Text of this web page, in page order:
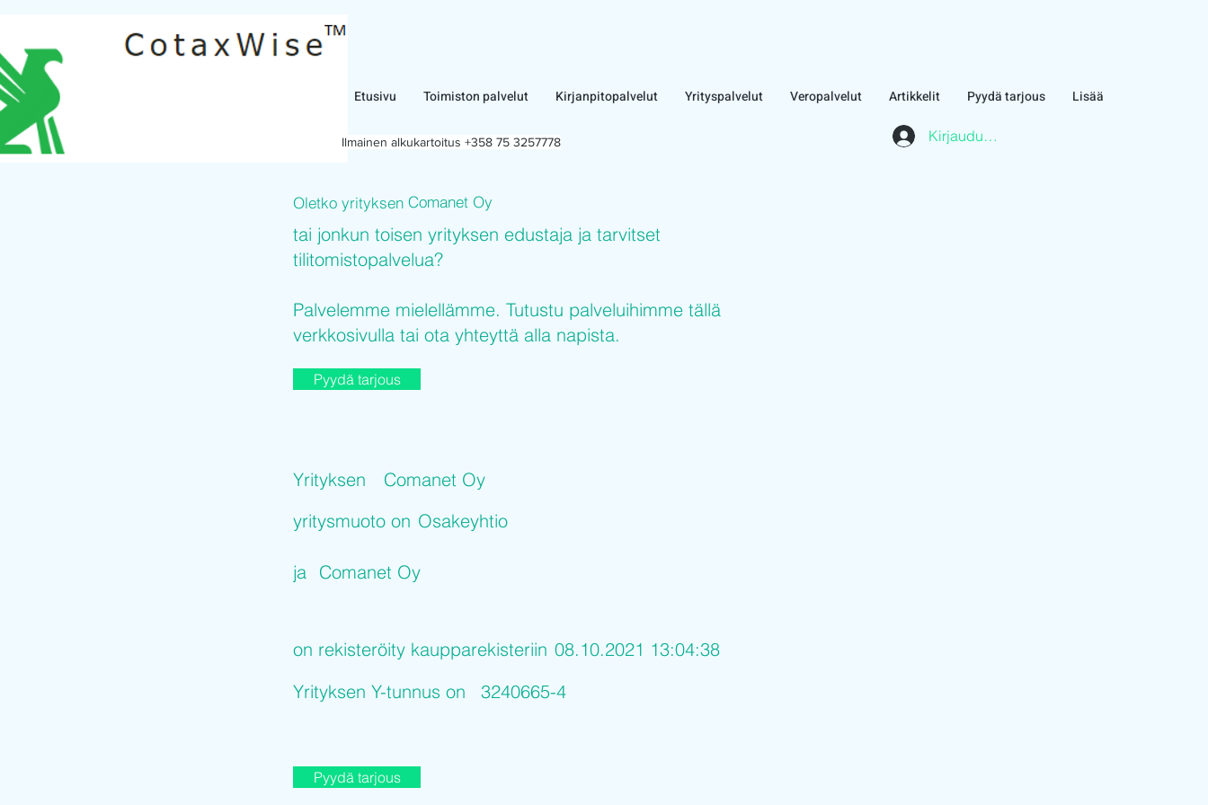
Etusivu Toimiston palvelut Kirjanpitopalvelut Yrityspalvelut Veropalvelut Artikkelit Pyydä tarjous Lisää
Kirjaudu asiakasalueelle
Ilmainen alkukartoitus +358 75 3257778
Comanet Oy
Oletko yrityksen
tai jonkun toisen yrityksen edustaja ja tarvitset
tilitomistopalvelua?
Palvelemme mielellämme. Tutustu palveluihimme tällä
verkkosivulla tai ota yhteyttä alla napista.
Pyydä tarjous
Comanet Oy
Yrityksen
Osakeyhtio
yritysmuoto on
ja Comanet Oy
on rekisteröity kaupparekisteriin 08.10.2021 13:04:38
Yrityksen Y-tunnus on
3240665-4
Pyydä tarjous